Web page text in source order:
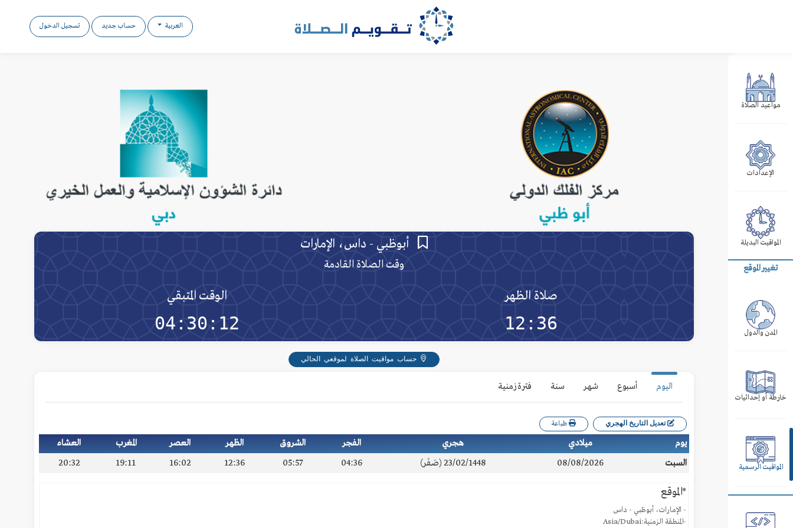
العربية حساب جديد تسجيل الدخول
مواعيد الصلاة
الإعدادات
المواقيت البديلة
تغيير الموقع
المدن والدول
خارطة أو إحداثيات
المواقيت الرسمية
أبوظبي - داس، الإمارات
وقت الصلاة القادمة
صلاة الظهر
12:36
الوقت المتبقي
04:30:12
اليوم أسبوع شهر سنة فترة زمنية
طباعة تعديل التاريخ الهجري
يوم ميلادي هجري الفجر الشروق الظهر العصر المغرب العشاء
السبت 08/08/2026 23/02/1448 (صَفَر) 04:36
05:57
12:36
16:02
19:11
20:32
*الموقع
- الإمارات، أبوظبي - داس
-المنطقة الزمنية:Asia/Dubai